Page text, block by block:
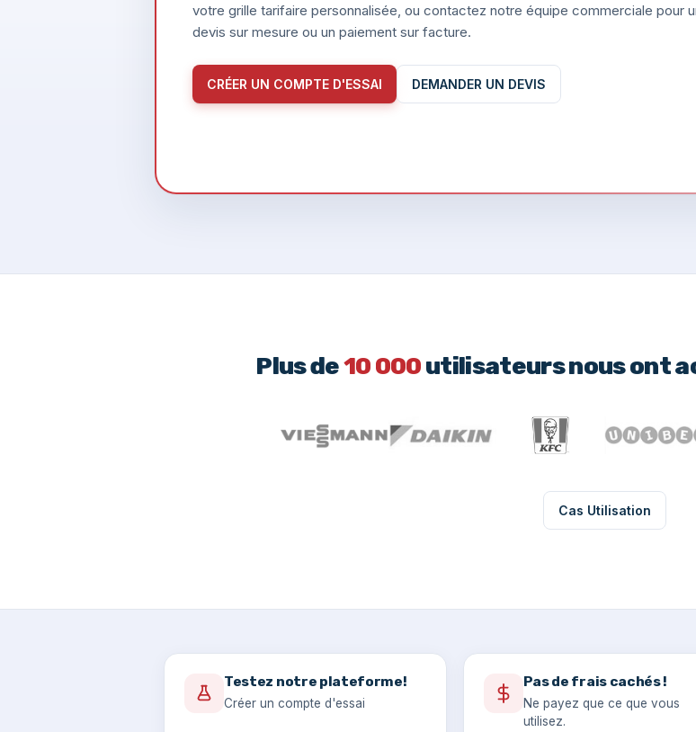
Plus de10 000utilisateurs nous ont
Cas Utilisation
Testez notre plateforme!
Créer un compte d'essai
Pas de frais cachés !
Ne payez que ce que vous
utilisez.
votre grille tarifaire personnalisée, ou contactez notre équipe commerciale pour
devis sur mesure ou un paiement sur facture.
CRÉER UN COMPTE D'ESSAI DEMANDER UN DEVIS